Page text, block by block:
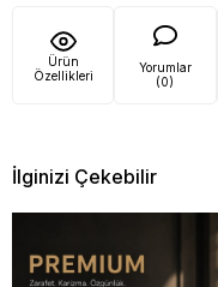
Ürün
Özellikleri
Yorumlar
(0)
İlginizi Çekebilir